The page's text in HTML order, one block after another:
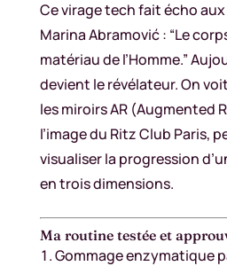
Ce virage tech fait écho
Marina Abramović : “Le
matériau de l’Homme.”
devient le révélateur. On
les miroirs AR (Augmented
l’image du Ritz Club Paris,
visualiser la progression
en trois dimensions.
Ma routine testée et
Gommage enzymatique